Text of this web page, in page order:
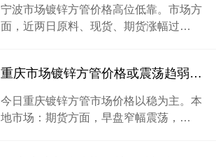
宁波市场镀锌方管价格高位低靠。市场方
面，近两日原料、现货、期货涨幅过…
重庆市场镀锌方管价格或震荡趋弱厂家成交较弱
今日重庆镀锌方管市场价格以稳为主。本
地市场：期货方面，早盘窄幅震荡，…